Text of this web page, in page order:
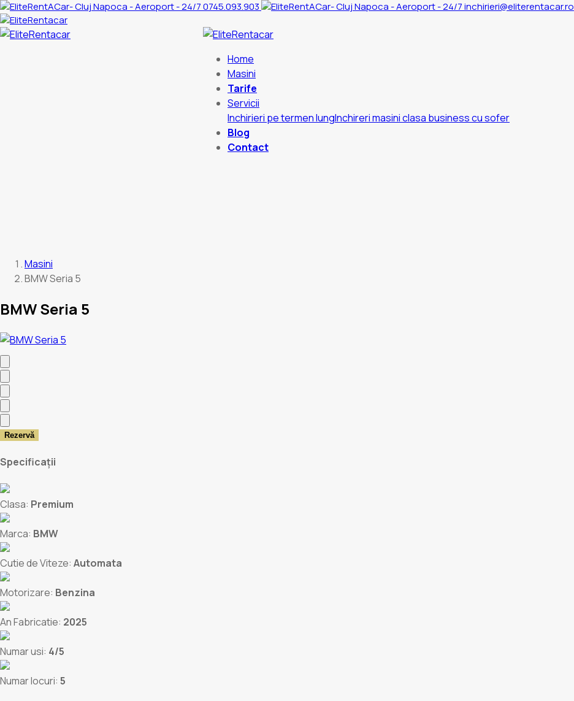
0745.093.903 inchirieri@eliterentacar.ro
Home
Masini
Tarife
Servicii
Inchirieri pe termen lungInchireri masini clasa business cu sofer
Blog
Contact
Masini
BMW Seria 5
BMW Seria 5
Rezervă
Specificații
Clasa: Premium
Marca: BMW
Cutie de Viteze: Automata
Motorizare: Benzina
An Fabricatie: 2025
Numar usi: 4/5
Numar locuri: 5